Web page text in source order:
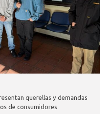
querellas y demandas
de consumidores